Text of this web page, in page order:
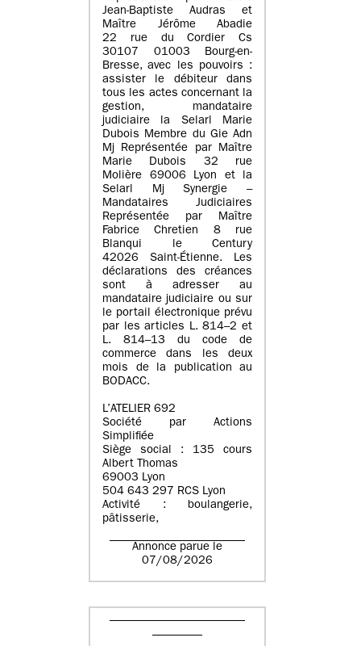
Jean-Baptiste Audras et
Maître Jérôme Abadie
22 rue du Cordier Cs
30107 01003 Bourg-en-
Bresse, avec les pouvoirs :
assister le débiteur dans
tous les actes concernant la
gestion, mandataire
judiciaire la Selarl Marie
Dubois Membre du Gie Adn
Mj Représentée par Maître
Marie Dubois 32 rue
Molière 69006 Lyon et la
Selarl Mj Synergie –
Mandataires Judiciaires
Représentée par Maître
Fabrice Chretien 8 rue
Blanqui le Century
42026 Saint-Étienne. Les
déclarations des créances
sont à adresser au
mandataire judiciaire ou sur
le portail électronique prévu
par les articles L. 814–2 et
L. 814–13 du code de
commerce dans les deux
mois de la publication au
BODACC.
L’ATELIER 692
Société par Actions
Simplifiée
Siège social : 135 cours
Albert Thomas
69003 Lyon
504 643 297 RCS Lyon
Activité : boulangerie,
pâtisserie,
Annonce parue le
07/08/2026